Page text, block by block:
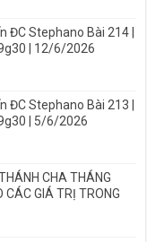
ĐC Stephano Bài 214 |
| 12/6/2026
ĐC Stephano Bài 213 |
| 5/6/2026
CHA THÁNG
CÁC GIÁ TRỊ TRONG